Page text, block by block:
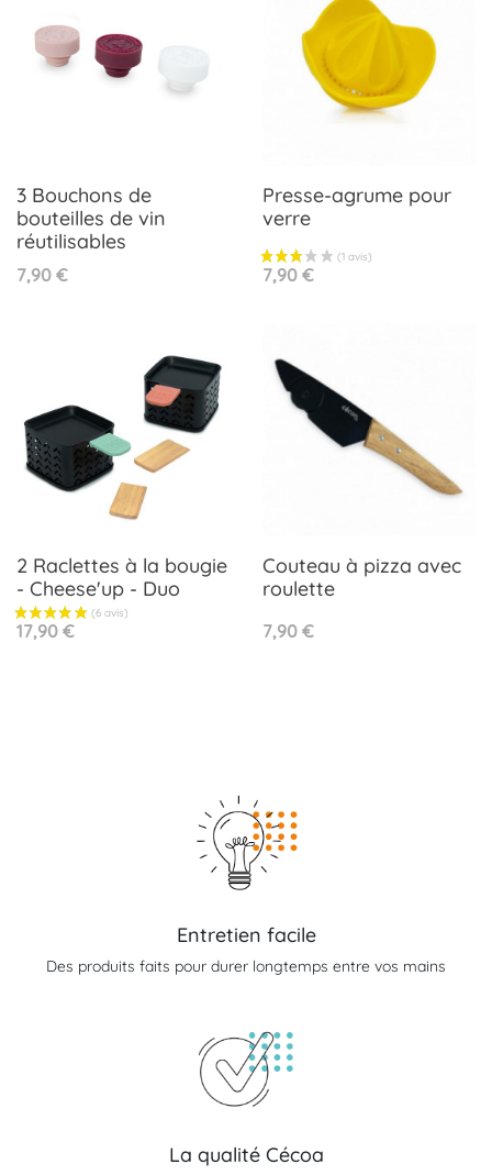
3 Bouchons de
bouteilles de vin
réutilisables
Prix
7,90 €
Presse-agrume pour
verre
Prix
7,90 €
2 Raclettes à la bougie
- Cheese'up - Duo
Prix
17,90 €
Couteau à pizza avec
roulette
Prix
7,90 €
Entretien facile
Des produits faits pour durer longtemps entre vos mains
La qualité Cécoa